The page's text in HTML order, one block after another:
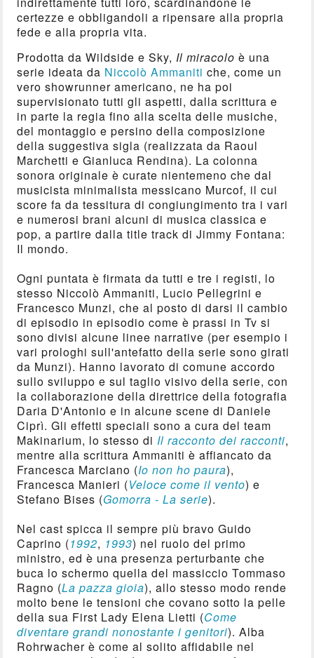
certezze e obbligandoli a ripensare alla propria
fede e alla propria vita.
Prodotta da Wildside e Sky, Il miracolo è una
serie ideata da Niccolò Ammaniti che, come un
vero showrunner americano, ne ha poi
supervisionato tutti gli aspetti, dalla scrittura e
in parte la regia fino alla scelta delle musiche,
del montaggio e persino della composizione
della suggestiva sigla (realizzata da Raoul
Marchetti e Gianluca Rendina). La colonna
sonora originale è curate nientemeno che dal
musicista minimalista messicano Murcof, il cui
score fa da tessitura di congiungimento tra i vari
e numerosi brani alcuni di musica classica e
pop, a partire dalla title track di Jimmy Fontana:
Il mondo.
Ogni puntata è firmata da tutti e tre i registi, lo
stesso Niccolò Ammaniti, Lucio Pellegrini e
Francesco Munzi, che al posto di darsi il cambio
di episodio in episodio come è prassi in Tv si
sono divisi alcune linee narrative (per esempio i
vari prologhi sull'antefatto della serie sono girati
da Munzi). Hanno lavorato di comune accordo
sullo sviluppo e sul taglio visivo della serie, con
la collaborazione della direttrice della fotografia
Daria D'Antonio e in alcune scene di Daniele
Ciprì. Gli effetti speciali sono a cura del team
Makinarium, lo stesso di Il racconto dei racconti,
mentre alla scrittura Ammaniti è affiancato da
Francesca Marciano (Io non ho paura),
Francesca Manieri (Veloce come il vento) e
Stefano Bises (Gomorra - La serie).
Nel cast spicca il sempre più bravo Guido
Caprino (1992, 1993) nel ruolo del primo
ministro, ed è una presenza perturbante che
buca lo schermo quella del massiccio Tommaso
Ragno (La pazza gioia), allo stesso modo rende
molto bene le tensioni che covano sotto la pelle
della sua First Lady Elena Lietti (Come
diventare grandi nonostante i genitori). Alba
Rohrwacher è come al solito affidabile nel